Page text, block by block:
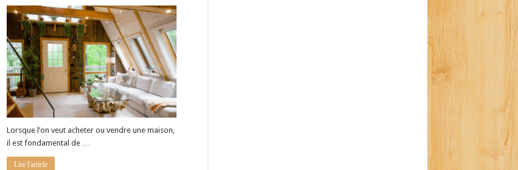
Lorsque l’on veut acheter ou vendre une maison,
il est fondamental de …
Lire l'article